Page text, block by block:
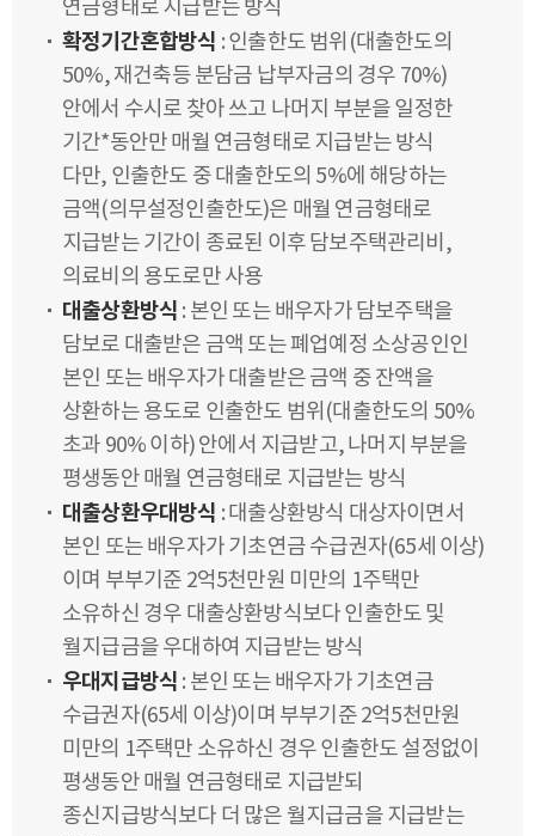
연금형태로 지급받는 방식
확정기간혼합방식 : 인출한도 범위(대출한도의
50%, 재건축등 분담금 납부자금의 경우 70%)
안에서 수시로 찾아 쓰고 나머지 부분을 일정한
기간*동안만 매월 연금형태로 지급받는 방식
다만, 인출한도 중 대출한도의 5%에 해당하는
금액(의무설정인출한도)은 매월 연금형태로
지급받는 기간이 종료된 이후 담보주택관리비,
의료비의 용도로만 사용
대출상환방식 : 본인 또는 배우자가 담보주택을
담보로 대출받은 금액 또는 폐업예정 소상공인인
본인 또는 배우자가 대출받은 금액 중 잔액을
상환하는 용도로 인출한도 범위(대출한도의 50%
초과 90% 이하) 안에서 지급받고, 나머지 부분을
평생동안 매월 연금형태로 지급받는 방식
대출상환우대방식 : 대출상환방식 대상자이면서
본인 또는 배우자가 기초연금 수급권자(65세 이상)
이며 부부기준 2억5천만원 미만의 1주택만
소유하신 경우 대출상환방식보다 인출한도 및
월지급금을 우대하여 지급받는 방식
우대지급방식 : 본인 또는 배우자가 기초연금
수급권자(65세 이상)이며 부부기준 2억5천만원
미만의 1주택만 소유하신 경우 인출한도 설정없이
평생동안 매월 연금형태로 지급받되
종신지급방식보다 더 많은 월지급금을 지급받는